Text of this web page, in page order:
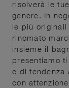
risolverà le
genere. In
le più
rinomato
insieme il
presentiamo
e di tendenza
con